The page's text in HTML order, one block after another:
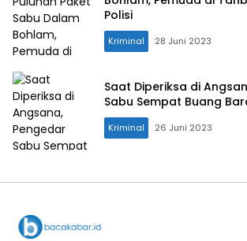
Polisi
Kriminal 28 Juni 2023
Saat Diperiksa di
Sabu Sempat Buang
Kriminal 26 Juni 2023